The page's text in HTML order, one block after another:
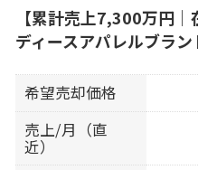
【累計売上7,300万円
ディースアパレルブラン
希望売却価格
売上/月（直
近）